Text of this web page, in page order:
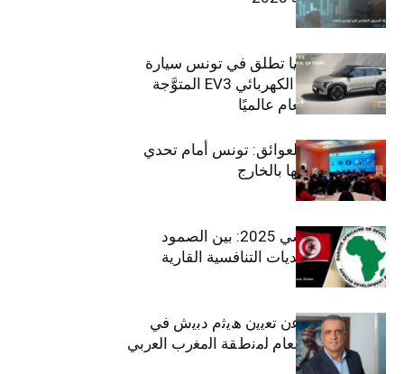
سيتي كارز – كيا تطلق في تونس سيارة
الـدفع الرباعي الكهربائي EV3 المتوَّجة
بلقب سيارة العام عالميًا
بين الطموح والعوائق: تونس أمام تحدي
استعادة كفاءاتها بالخارج
الاقتصاد التونسي 2025: بين الصمود
الاجتماعي وتحديات التنافسية القارية
ﺗﯾﺗرا ﺑﺎك ﺗﻌﻠن ﻋن ﺗﻌﯾﯾن ھﯾﺛم دﺑﯾش ﻓﻲ
ﻣﻧﺻب اﻟﻣدﯾر اﻟﻌﺎم ﻟﻣﻧطﻘﺔ اﻟﻣﻐرب اﻟﻌرﺑﻲ
وﻏرب أﻓرﯾﻘﯾﺎ